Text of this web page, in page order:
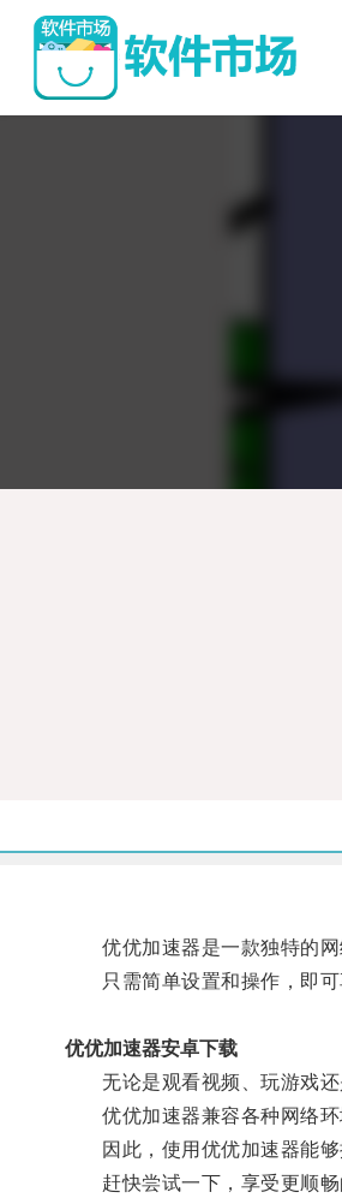
优优加速器是一款独特的网
只需简单设置和操作，即可
优优加速器安卓下载
无论是观看视频、玩游戏还
优优加速器兼容各种网络环
因此，使用优优加速器能够
赶快尝试一下，享受更顺畅